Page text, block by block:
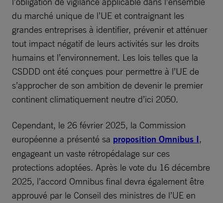
du marché unique de l’UE et contraignant les
grandes entreprises à identifier, prévenir et atténuer
tout impact négatif de leurs activités sur les droits
humains et l’environnement. Les lois telles que la
CSDDD ont été conçues pour permettre à l’UE de
s’approcher de son ambition de devenir le premier
continent climatiquement neutre d’ici 2050.
Cependant, le 26 février 2025, la Commission
européenne a présenté sa proposition Omnibus I,
engageant un vaste rétropédalage sur ces
protections adoptées. Après le vote du 16 décembre
2025, l’accord Omnibus final devra également être
approuvé par le Conseil des ministres de l’UE en